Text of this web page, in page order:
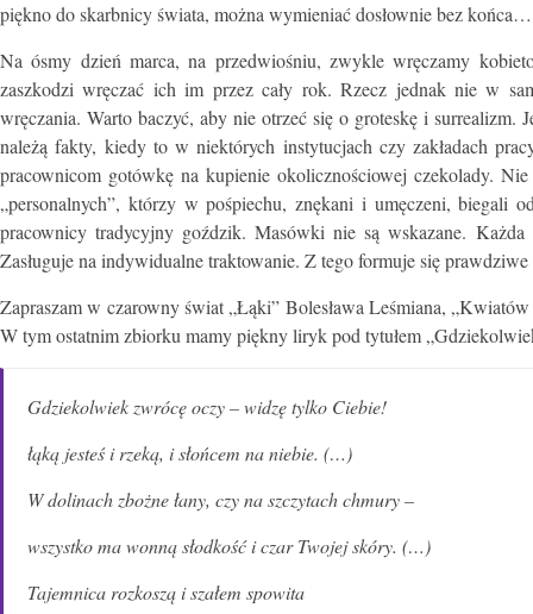
piękno do skarbnicy świata, można wymieniać dosłownie bez końca…
Na ósmy dzień marca, na przedwiośniu, zwykle wręczamy
zaszkodzi wręczać ich im przez cały rok. Rzecz jednak nie w
wręczania. Warto baczyć, aby nie otrzeć się o groteskę i surrealizm.
należą fakty, kiedy to w niektórych instytucjach czy zakładach
pracownicom gotówkę na kupienie okolicznościowej czekolady.
„personalnych”, którzy w pośpiechu, znękani i umęczeni, biegali
pracownicy tradycyjny goździk. Masówki nie są wskazane.
Zasługuje na indywidualne traktowanie. Z tego formuje się
Zapraszam w czarowny świat „Łąki” Bolesława Leśmiana,
W tym ostatnim zbiorku mamy piękny liryk pod tytułem
Gdziekolwiek zwrócę oczy – widzę tylko Ciebie!
łąką jesteś i rzeką, i słońcem na niebie. (…)
W dolinach zbożne łany, czy na szczytach chmury –
wszystko ma wonną słodkość i czar Twojej skóry. (…)
Tajemnica rozkoszą i szałem spowita